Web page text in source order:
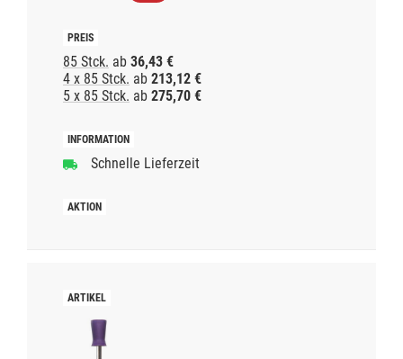
85 Stck. ab 36,43 €
4 x 85 Stck. ab 213,12 €
5 x 85 Stck. ab 275,70 €
Schnelle Lieferzeit